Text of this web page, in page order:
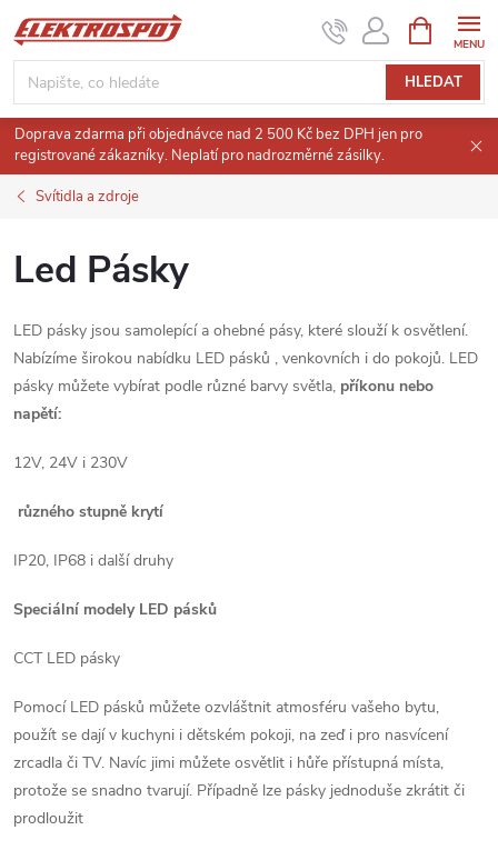
Přejít
na
obsah
HLEDAT
NÁKUPNÍ
KOŠÍK
Doprava zdarma při objednávce nad 2 500 Kč bez DPH jen pro
registrované zákazníky. Neplatí pro nadrozměrné zásilky.
Svítidla a zdroje
Led Pásky
LED pásky jsou samolepící a ohebné pásy, které slouží k osvětlení.
Nabízíme širokou nabídku LED pásků , venkovních i do pokojů. LED
pásky můžete vybírat podle různé barvy světla, příkonu nebo
napětí:
12V, 24V i 230V
různého stupně krytí
IP20, IP68 i další druhy
Speciální modely LED pásků
CCT LED pásky
Pomocí LED pásků můžete ozvláštnit atmosféru vašeho bytu,
použít se dají v kuchyni i dětském pokoji, na zeď i pro nasvícení
zrcadla či TV. Navíc jimi můžete osvětlit i hůře přístupná místa,
protože se snadno tvarují. Případně lze pásky jednoduše zkrátit či
prodloužit